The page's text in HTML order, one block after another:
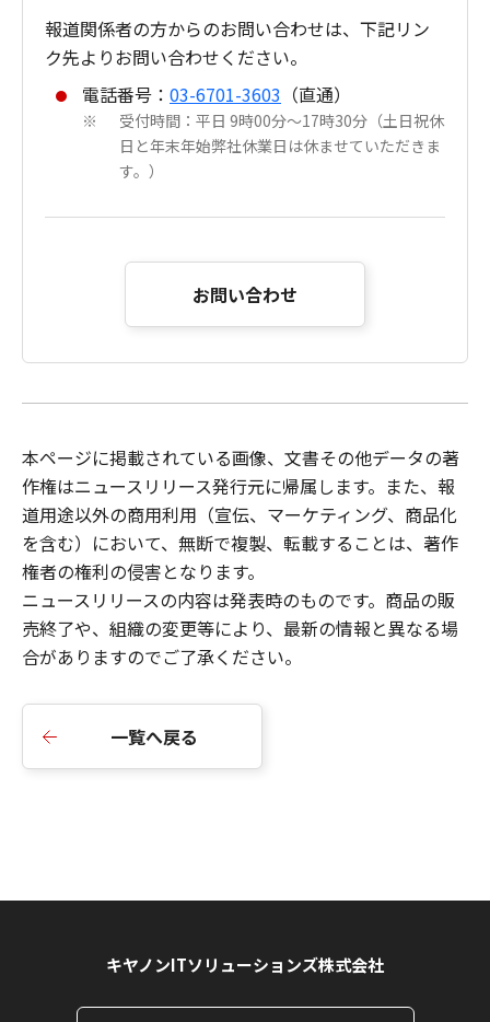
報道関係者の方からのお問い合わせは、下記リン
ク先よりお問い合わせください。
電話番号： 03-6701-3603 （直通）
※
受付時間：平日 9時00分～17時30分（土日祝休
日と年末年始弊社休業日は休ませていただきま
す。）
お問い合わせ
本ページに掲載されている画像、文書その他データの著
作権はニュースリリース発行元に帰属します。また、報
道用途以外の商用利用（宣伝、マーケティング、商品化
を含む）において、無断で複製、転載することは、著作
権者の権利の侵害となります。
ニュースリリースの内容は発表時のものです。商品の販
売終了や、組織の変更等により、最新の情報と異なる場
合がありますのでご了承ください。
一覧へ戻る
キヤノンITソリューションズ株式会社